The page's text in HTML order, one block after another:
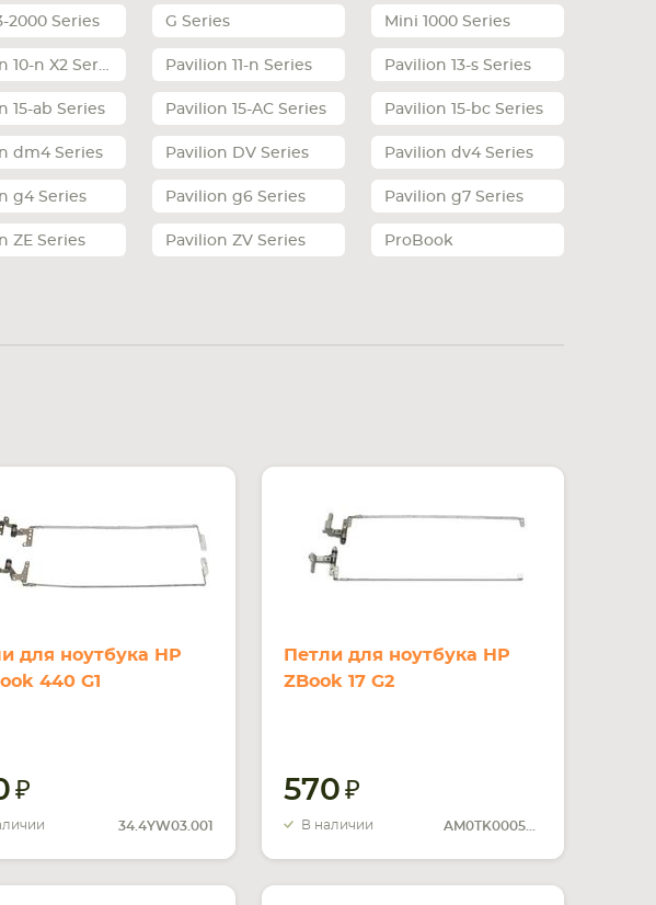
2000 Series G Series Mini 1000 Series
Pavilion 10-n X2 Series Pavilion 11-n Series Pavilion 13-s Series
15-ab Series Pavilion 15-AC Series Pavilion 15-bc Series
dm4 Series Pavilion DV Series Pavilion dv4 Series
g4 Series Pavilion g6 Series Pavilion g7 Series
ZE Series Pavilion ZV Series ProBook
для ноутбука HP
440 G1
34.4YW03.001
Петли для ноутбука HP
ZBook 17 G2
570
В наличии